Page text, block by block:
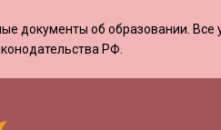
документы об образовании. Все
РФ.